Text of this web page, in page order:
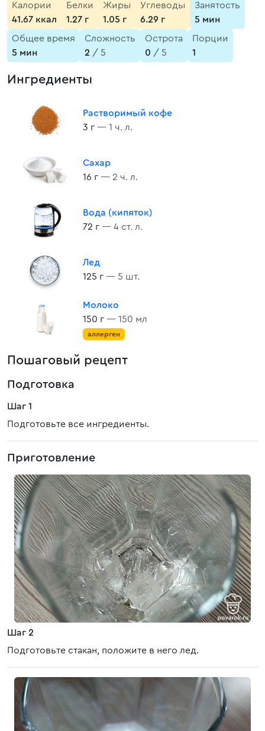
Калории
41.67 ккал
Белки
1.27 г
Жиры
1.05 г
Углеводы
6.29 г
Занятость
5 мин
Общее время
5 мин
Сложность
2 / 5
Острота
0 / 5
Порции
1
Ингредиенты
Растворимый кофе
3 г — 1 ч. л.
Сахар
16 г — 2 ч. л.
Вода (кипяток)
72 г — 4 ст. л.
Лед
125 г — 5 шт.
Молоко
150 г — 150 мл
аллерген
Пошаговый рецепт
Подготовка
Шаг 1
Подготовьте все ингредиенты.
Приготовление
Шаг 2
Подготовьте стакан, положите в него лед.